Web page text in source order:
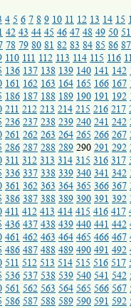
4 5 6 7 8 9 10 11 12 13 14 15
42 43 44 45 46 47 48 49 50 51
78 79 80 81 82 83 84 85 86 87
110 111 112 113 114 115 116
136 137 138 139 140 141 142
161 162 163 164 165 166 167
186 187 188 189 190 191 192
211 212 213 214 215 216 217
236 237 238 239 240 241 242
261 262 263 264 265 266 267
286 287 288 289 290 291 292
311 312 313 314 315 316 317
336 337 338 339 340 341 342
361 362 363 364 365 366 367
386 387 388 389 390 391 392
411 412 413 414 415 416 417
436 437 438 439 440 441 442
461 462 463 464 465 466 467
486 487 488 489 490 491 492
511 512 513 514 515 516 517
536 537 538 539 540 541 542
561 562 563 564 565 566 567
586 587 588 589 590 591 592